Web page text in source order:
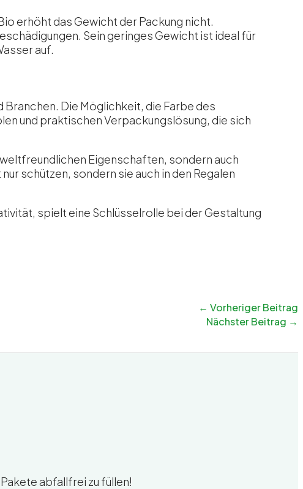
erhöht das Gewicht der Packung nicht.
Sein geringes Gewicht ist ideal für
auf.
Die Möglichkeit, die Farbe des
und praktischen Verpackungslösung, die sich
Eigenschaften, sondern auch
schützen, sondern sie auch in den Regalen
spielt eine Schlüsselrolle bei der Gestaltung
← Vorheriger Beitrag
Nächster Beitrag →
abfallfrei zu füllen!